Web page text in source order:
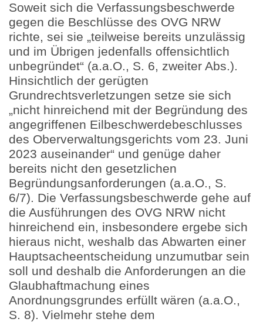
Soweit sich die Verfassungsbeschwerde
gegen die Beschlüsse des OVG NRW
richte, sei sie „teilweise bereits unzulässig
und im Übrigen jedenfalls offensichtlich
unbegründet“ (a.a.O., S. 6, zweiter Abs.).
Hinsichtlich der gerügten
Grundrechtsverletzungen setze sie sich
„nicht hinreichend mit der Begründung des
angegriffenen Eilbeschwerdebeschlusses
des Oberverwaltungsgerichts vom 23. Juni
2023 auseinander“ und genüge daher
bereits nicht den gesetzlichen
Begründungsanforderungen (a.a.O., S.
6/7). Die Verfassungsbeschwerde gehe auf
die Ausführungen des OVG NRW nicht
hinreichend ein, insbesondere ergebe sich
hieraus nicht, weshalb das Abwarten einer
Hauptsacheentscheidung unzumutbar sein
soll und deshalb die Anforderungen an die
Glaubhaftmachung eines
Anordnungsgrundes erfüllt wären (a.a.O.,
S. 8). Vielmehr stehe dem